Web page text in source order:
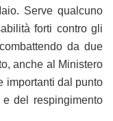
Serve qualcuno
forti contro gli
da due
anche al Ministero
importanti dal punto
del respingimento